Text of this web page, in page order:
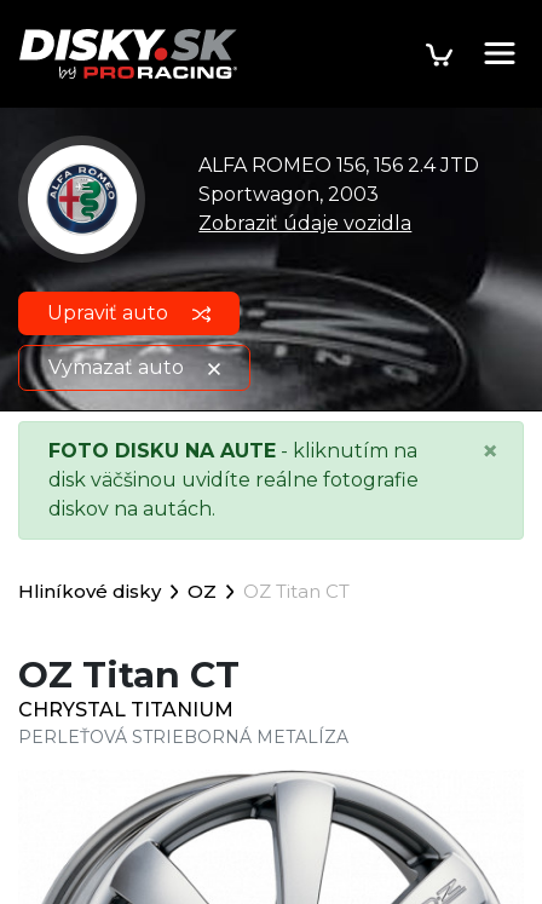
ALFA ROMEO 156, 156 2.4 JTD
Sportwagon, 2003
Zobraziť údaje vozidla
Upraviť auto
Vymazať auto
ALFA ROMEO 156, 156 2.4 JTD
Sportwagon, 2003
o vozidle
FOTO DISKU NA AUTE - kliknutím na
disk väčšinou uvidíte reálne fotografie
diskov na autách.
×
Hliníkové disky OZ OZ Titan CT
OZ Titan CT
CHRYSTAL TITANIUM
PERLEŤOVÁ STRIEBORNÁ METALÍZA